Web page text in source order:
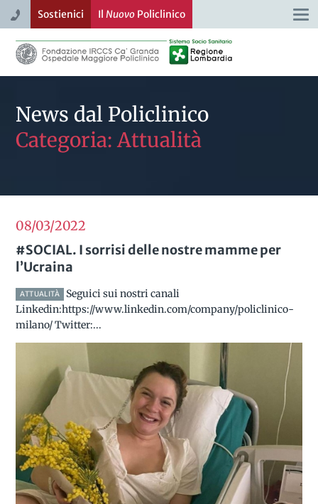
Sostienici Il NuovoPoliclinico
News dal Policlinico
Categoria: Attualità
08/032022
#SOCIAL. I sorrisi delle nostre mamme per
l’Ucraina
ATTUALITÀ
Seguici sui nostri canali
Linkedin:https://www.linkedin.com/company/policlinico-
milano/ Twitter:...